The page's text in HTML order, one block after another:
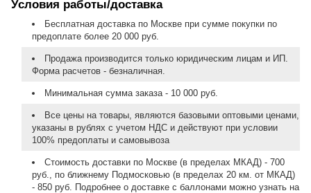
Условия работы/доставка
Бесплатная доставка по Москве при сумме покупки по
предоплате более 20 000 руб.
Продажа производится только юридическим лицам и ИП.
Форма расчетов - безналичная.
Минимальная сумма заказа - 10 000 руб.
Все цены на товары, являются базовыми оптовыми ценами,
указаны в рублях с учетом НДС и действуют при условии
100% предоплаты и самовывоза
Стоимость доставки по Москве (в пределах МКАД) - 700
руб., по ближнему Подмосковью (в пределах 20 км. от МКАД)
- 850 руб. Подробнее о доставке с баллонами можно узнать на